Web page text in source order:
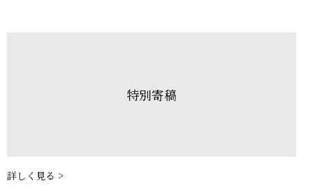
特別寄稿
詳しく見る >